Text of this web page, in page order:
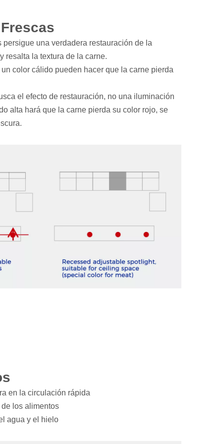
una verdadera restauración de la
resalta la textura de la carne.
color cálido pueden hacer que la carne pierda
el efecto de restauración, no una iluminación
alta hará que la carne pierda su color rojo, se
en la circulación rápida
los alimentos
agua y el hielo